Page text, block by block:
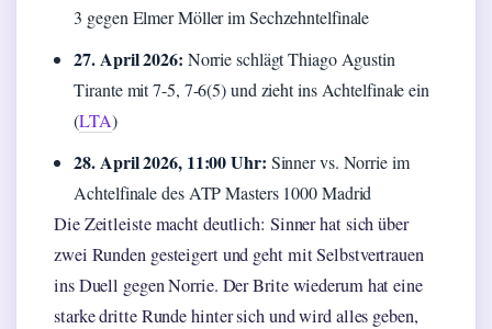
3 gegen Elmer Möller im Sechzehntelfinale
27. April 2026: Norrie schlägt Thiago Agustin
Tirante mit 7-5, 7-6(5) und zieht ins Achtelfinale ein
(LTA)
28. April 2026, 11:00 Uhr: Sinner vs. Norrie im
Achtelfinale des ATP Masters 1000 Madrid
Die Zeitleiste macht deutlich: Sinner hat sich über
zwei Runden gesteigert und geht mit Selbstvertrauen
ins Duell gegen Norrie. Der Brite wiederum hat eine
starke dritte Runde hinter sich und wird alles geben,